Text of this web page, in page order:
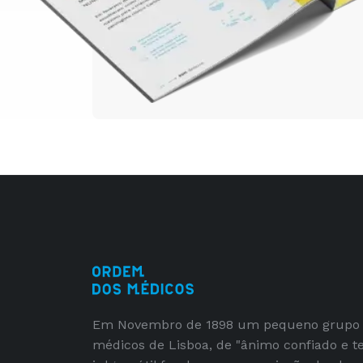
Em Novembro de 1898 um pequeno grupo
médicos de Lisboa, de "ânimo confiado e